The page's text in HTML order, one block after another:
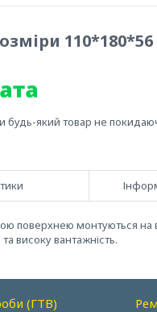
110*180*56
будь-який товар не
поверхнею монтуються на
високу вантажність.
(ГТВ)